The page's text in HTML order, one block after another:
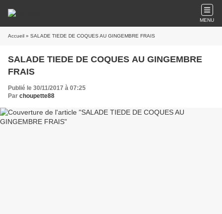
MENU
Accueil » SALADE TIEDE DE COQUES AU GINGEMBRE FRAIS
SALADE TIEDE DE COQUES AU GINGEMBRE
FRAIS
Publié le 30/11/2017 à 07:25
Par choupette88